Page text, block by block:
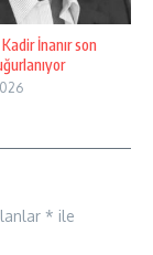
İnanır son
* ile